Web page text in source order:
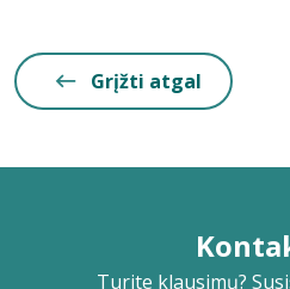
Grįžti atgal
Turite klausimų?